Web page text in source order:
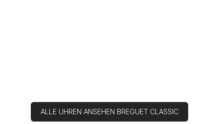
ALLE UHREN ANSEHEN BREGUET CLASSIC